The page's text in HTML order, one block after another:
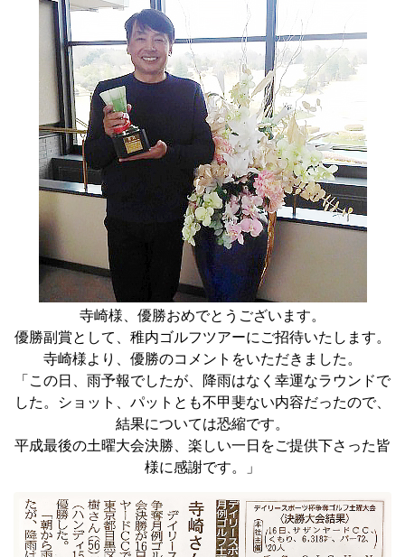
寺崎様、優勝おめでとうございます。
優勝副賞として、稚内ゴルフツアーにご招待いたします。
寺崎様より、優勝のコメントをいただきました。
「この日、雨予報でしたが、降雨はなく幸運なラウンドで
した。ショット、パットとも不甲斐ない内容だったので、
結果については恐縮です。
平成最後の土曜大会決勝、楽しい一日をご提供下さった皆
様に感謝です。」